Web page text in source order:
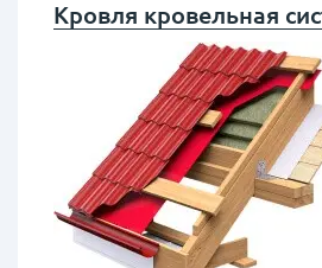
Кровля кровельная